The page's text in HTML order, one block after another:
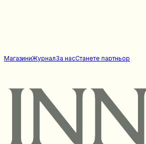
МагазиниЖурналЗа насСтанете партньор